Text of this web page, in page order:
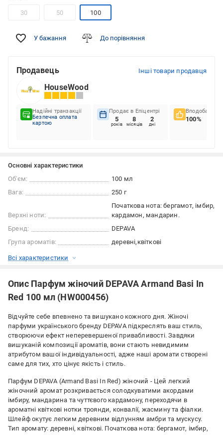
30 50 100
У бажання До порівняння
Продавець Інші товари продавця
HouseWood
Надійні транзакції
Безпечна оплата
картою
Продає в Епіцентрі
5
років
8
місяців
2
дні
Вподобання
100%
Основні характеристики
Об'єм:
100 мл
Вага:
250 г
Верхні ноти:
Початкова нота: бергамот, імбир,
кардамон, мандарин.
Бренд:
DEPAVA
Група ароматів:
деревні квіткові
Всі характеристики
Опис Парфум жіночий DEPAVA Armand Basi In
Red 100 мл (HW000456)
Відчуйте себе впевнено та вишукано кожного дня. Жіночі
парфуми українського бренду DEPAVA підкреслять ваш стиль,
створюючи ефект неперевершеної привабливості. Завдяки
вишуканій композиції ароматів, вони стають невидимим
атрибутом вашої індивідуальності, адже наші аромати створені
саме для тих, хто цінує якість і стиль.
Парфум DEPAVA (Armand Basi In Red) жіночий - Цей легкий
жіночний аромат розкривається солодкуватими акордами
імбиру, мандарина та чуттєвого кардамону, переходячи в
ароматні квіткові нотки троянди, конвалії, жасмину та фіалки.
Шлейф окутує легким деревним відлунням амбри та мускусу.
Тип аромату: деревні, квіткові. Початкова нота: бергамот, імбир,